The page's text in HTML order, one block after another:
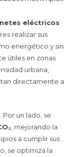
eléctricos
realizar sus
energético y sin
útiles en zonas
urbana,
directamente a
un lado, se
, mejorando la
a cumplir sus
se optimiza la